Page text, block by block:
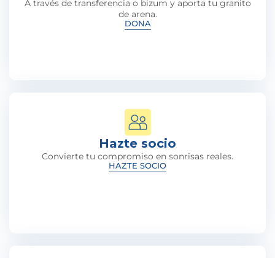
A través de transferencia o bizum y aporta tu granito
de arena.
DONA
Hazte socio
Convierte tu compromiso en sonrisas reales.
HAZTE SOCIO